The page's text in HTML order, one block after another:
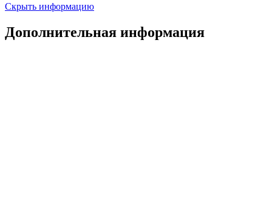
Скрыть информацию
Дополнительная информация